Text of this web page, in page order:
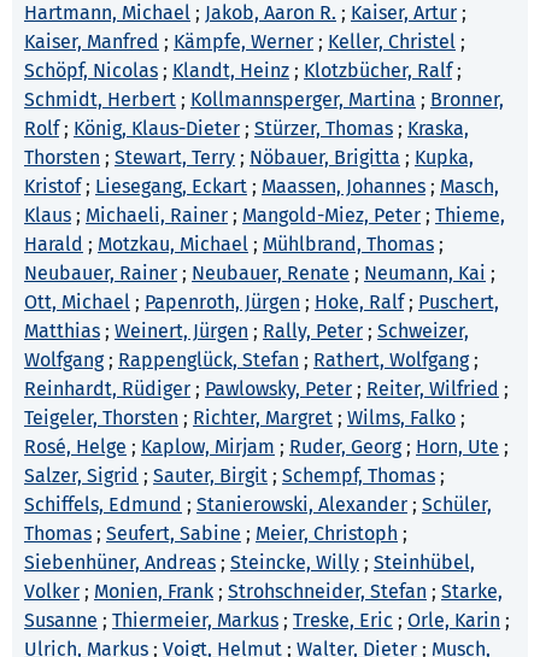
Hartmann, Michael ; Jakob, Aaron R. ; Kaiser, Artur ;
Kaiser, Manfred ; Kämpfe, Werner ; Keller, Christel ;
Schöpf, Nicolas ; Klandt, Heinz ; Klotzbücher, Ralf;
Schmidt, Herbert ; Kollmannsperger, Martina ; Bronner,
Rolf; König, Klaus-Dieter ; Stürzer, Thomas ; Kraska,
Thorsten ; Stewart, Terry ; Nöbauer, Brigitta ; Kupka,
Kristof; Liesegang, Eckart ; Maassen, Johannes ; Masch,
Klaus ; Michaeli, Rainer ; Mangold-Miez, Peter ; Thieme,
Harald ; Motzkau, Michael ; Mühlbrand, Thomas ;
Neubauer, Rainer ; Neubauer, Renate ; Neumann, Kai ;
Ott, Michael ; Papenroth, Jürgen ; Hoke, Ralf; Puschert,
Matthias ; Weinert, Jürgen ; Rally, Peter ; Schweizer,
Wolfgang; Rappenglück, Stefan ; Rathert, Wolfgang;
Reinhardt, Rüdiger ; Pawlowsky, Peter ; Reiter, Wilfried ;
Teigeler, Thorsten ; Richter, Margret ; Wilms, Falko ;
Rosé, Helge ; Kaplow, Mirjam ; Ruder, Georg; Horn, Ute ;
Salzer, Sigrid ; Sauter, Birgit ; Schempf, Thomas ;
Schiffels, Edmund ; Stanierowski, Alexander ; Schüler,
Thomas ; Seufert, Sabine ; Meier, Christoph ;
Siebenhüner, Andreas ; Steincke, Willy ; Steinhübel,
Volker ; Monien, Frank ; Strohschneider, Stefan ; Starke,
Susanne ; Thiermeier, Markus ; Treske, Eric ; Orle, Karin ;
Ulrich, Markus ; Voigt, Helmut ; Walter, Dieter ; Musch,